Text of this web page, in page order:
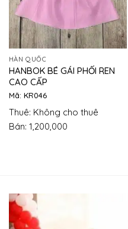
HÀN QUỐC
HANBOK BÉ GÁI PHỐI REN
CAO CẤP
Mã: KR046
Thuê: Không cho thuê
Bán: 1,200,000